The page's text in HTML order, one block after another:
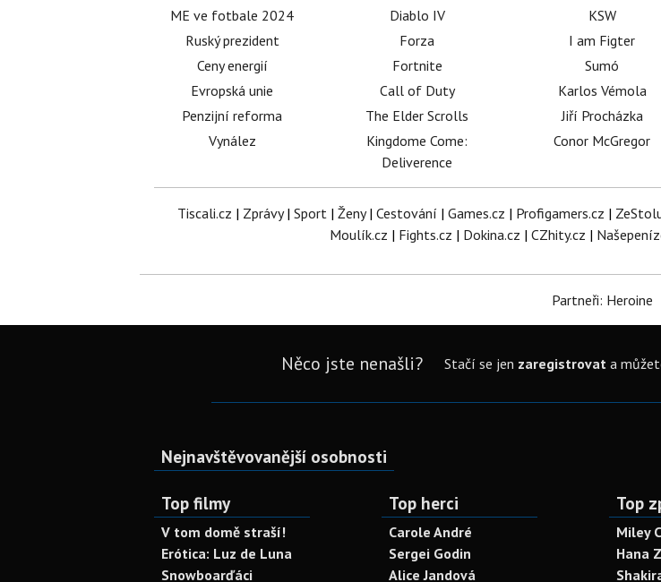
ME ve fotbale 2024
Ruský prezident
Ceny energií
Evropská unie
Penzijní reforma
Vynález
Diablo IV
Forza
Fortnite
Call of Duty
The Elder Scrolls
Kingdome Come:
Deliverence
KSW
I am Figter
Sumó
Karlos Vémola
Jiří Procházka
Conor McGregor
Tiscali.cz | Zprávy| Sport| Ženy| Cestování | Games.cz | Profigamers.cz |
Moulík.cz | Fights.cz | Dokina.cz | CZhity.cz |
Partneři: Heroine
Něco jste nenašli? Stačí se jen zaregistrovata
Nejnavštěvovanější osobnosti
Top filmy
V tom domě straší!
Erótica: Luz de Luna
Snowboarďáci
Top herci
Carole André
Sergei Godin
Alice Jandová
Top
Miley
Hana